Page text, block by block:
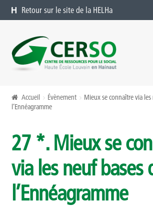
Retour sur le site de la HELHa
Aller à la navigation
Aller au contenu
Présentation
Formations à venir
Formations passées
Organiser une formation chez vous
Accueil Évènement
Mieux se connaître via les
l’Ennéagramme
27 *. Mieux se
via les neuf bases
l’Ennéagramme